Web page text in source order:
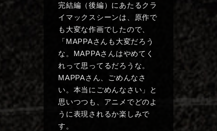
Instagram
TikTok
完結編（後編）にあたるクラ
イマックスシーンは、原作で
も大変な作画でしたので、
「MAPPAさんも大変だろう
な。MAPPAさんはやめてく
れって思ってるだろうな。
MAPPAさん、ごめんなさ
い。本当にごめんなさい」と
思いつつも、アニメでどのよ
うに表現されるか楽しみで
す。